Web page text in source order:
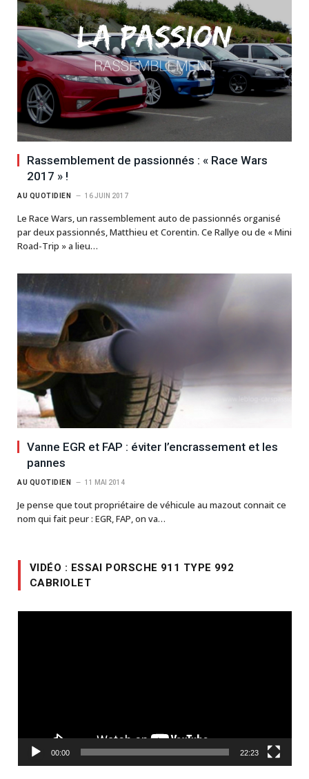
Rassemblement de passionnés : « Race Wars
2017 » !
AU QUOTIDIEN 16 JUIN 2017
Le Race Wars, un rassemblement auto de passionnés organisé
par deux passionnés, Matthieu et Corentin. Ce Rallye ou de « Mini
Road-Trip » a lieu…
Vanne EGR et FAP : éviter l’encrassement et les
pannes
AU QUOTIDIEN 11 MAI 2014
Je pense que tout propriétaire de véhicule au mazout connait ce
nom qui fait peur : EGR, FAP, on va…
VIDÉO : ESSAI PORSCHE 911 TYPE 992
CABRIOLET
00:00 22:23